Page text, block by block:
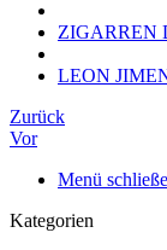
ZIGARREN
LEON
Zurück
Vor
Menü
Kategorien